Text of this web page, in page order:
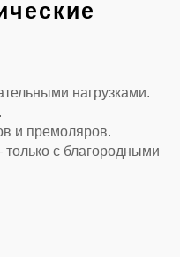
нагрузками.
и премоляров.
с благородными